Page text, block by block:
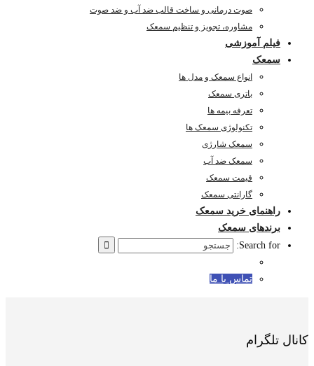
صوت درمانی و ساخت قالب ضد آب و ضد صوت
مشاوره، تجویز و تنظیم سمعک
فیلم آموزشی
سمعک
انواع سمعک و مدل ها
باتری سمعک
تعرفه بیمه ها
تکنولوژی سمعک ها
سمعک شارژی
سمعک ضد آب
قیمت سمعک
گارانتی سمعک
راهنمای خرید سمعک
برندهای سمعک
Search for:
تماس با ما
کانال تلگرام